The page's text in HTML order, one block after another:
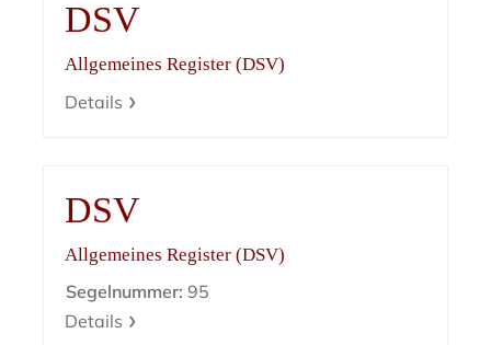
DSV
Allgemeines Register (DSV)
Details
DSV
Allgemeines Register (DSV)
Segelnummer: 95
Details